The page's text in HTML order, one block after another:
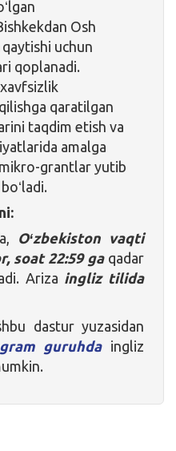
Osh
uchun
qoplanadi.
qaratilgan
taqdim etish va
amalga
grantlar yutib
Oʻzbekiston vaqti
soat 22:59 gaqadar
Ariza ingliz tilida
dastur yuzasidan
guruhdaingliz